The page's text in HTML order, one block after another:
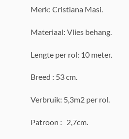
Merk: Cristiana Masi.
Materiaal: Vlies behang.
Lengte per rol: 10 meter.
Breed : 53 cm.
Verbruik: 5,3m2 per rol.
Patroon : 2,7cm.